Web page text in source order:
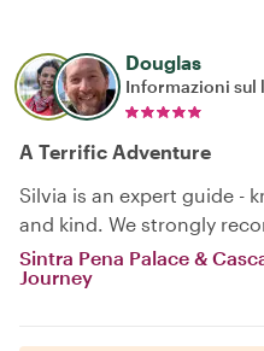
Douglas
Informazioni sul
A Terrific Adventure
Silvia is an expert guide -
and kind. We strongly
Sintra Pena Palace &
Journey